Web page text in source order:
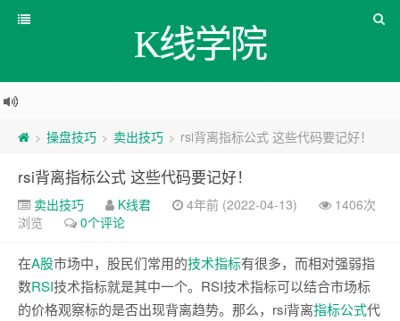
K线学院
> 操盘技巧 > 卖出技巧 > rsi背离指标公式 这些代码要记好！
rsi背离指标公式 这些代码要记好！
卖出技巧 K线君 4年前 (2022-04-13)
1406次
浏览
0个评论
在A股市场中，股民们常用的技术指标有很多，而相对强弱指
数RSI技术指标就是其中一个。RSI技术指标可以结合市场标
的价格观察标的是否出现背离趋势。那么，rsi背离指标公式代